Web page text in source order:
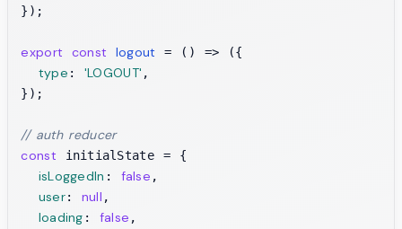
});
export const logout = ( ) => ({
type : 'LOGOUT' ,
});
// auth reducer
const initialState = {
isLoggedIn : false ,
user: null ,
loading : false ,